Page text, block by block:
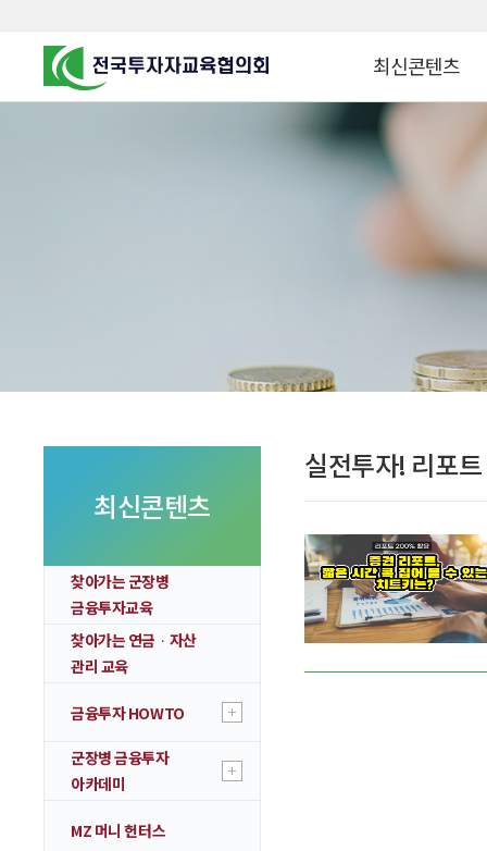
최신콘텐츠
찾아가는 군장병 금
찾아가는 연금ᆞ자
군장병 금융투자 아
자립준비청년을 위한
1:1 자산관리법
실전투자 Insight
최신콘텐츠
찾아가는 군장병
금융투자교육
찾아가는 연금ᆞ자산
관리 교육
금융투자 HOWTO
군장병 금융투자
아카데미
MZ 머니 헌터스
실전투자! 리포